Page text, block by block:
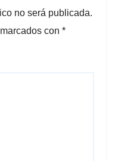
no será publicada.
con *